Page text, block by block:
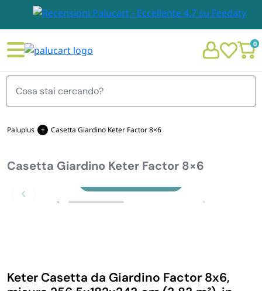
0
Menu
STOVIGLIE E TOVAGLIOLI
IGIENE E PULIZIA
Paluplus Casetta Giardino Keter Factor 8×6
Casetta Giardino Keter Factor 8×6
Zoom
Keter Casetta da Giardino Factor 8x6,